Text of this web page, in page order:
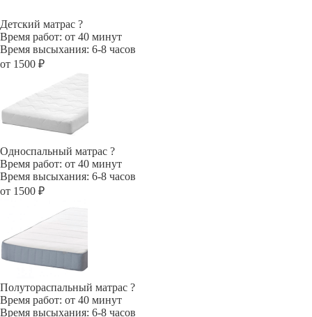
Детский матрас ?
Время работ: от 40 минут
Время высыхания: 6-8 часов
от 1500 ₽
Односпальный матрас ?
Время работ: от 40 минут
Время высыхания: 6-8 часов
от 1500 ₽
Полутораспальный матрас ?
Время работ: от 40 минут
Время высыхания: 6-8 часов